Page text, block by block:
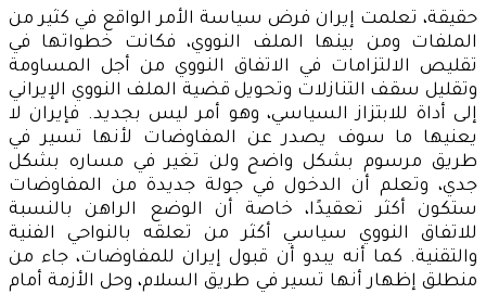
حقيقة، تعلمت إيران فرض سياسة الأمر الواقع في كثير من
الملفات ومن بينها الملف النووي، فكانت خطواتها في
تقليص الالتزامات في الاتفاق النووي من أجل المساومة
وتقليل سقف التنازلات وتحويل قضية الملف النووي الإيراني
إلى أداة للابتزاز السياسي، وهو أمر ليس بجديد. فإيران لا
يعنيها ما سوف يصدر عن المفاوضات لأنها تسير في
طريق مرسوم بشكل واضح ولن تغير في مساره بشكل
جدي، وتعلم أن الدخول في جولة جديدة من المفاوضات
ستكون أكثر تعقيدًا، خاصة أن الوضع الراهن بالنسبة
للاتفاق النووي سياسي أكثر من تعلقه بالنواحي الفنية
والتقنية. كما أنه يبدو أن قبول إيران للمفاوضات، جاء من
منطلق إظهار أنها تسير في طريق السلام، وحل الأزمة أمام